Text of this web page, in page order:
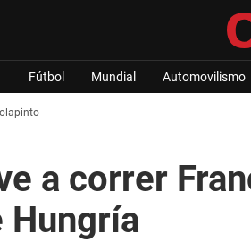
Fútbol Mundial Automovilismo
a correr
Hungría